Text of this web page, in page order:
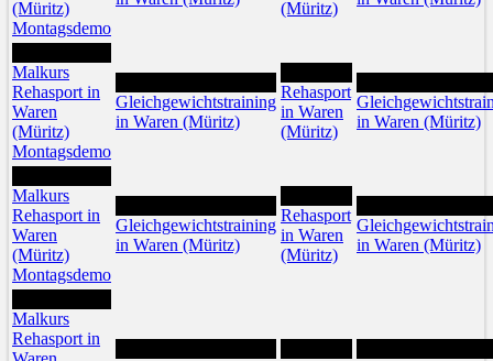
(Müritz)
Montagsdemo
(Müritz)
Malkurs
Rehasport in
Waren
(Müritz)
Montagsdemo
Gleichgewichtstraining
in Waren (Müritz)
Rehasport
in Waren
(Müritz)
in Waren (Müritz)
Malkurs
Rehasport in
Waren
(Müritz)
Montagsdemo
Gleichgewichtstraining
in Waren (Müritz)
Rehasport
in Waren
(Müritz)
in Waren (Müritz)
Malkurs
Rehasport in